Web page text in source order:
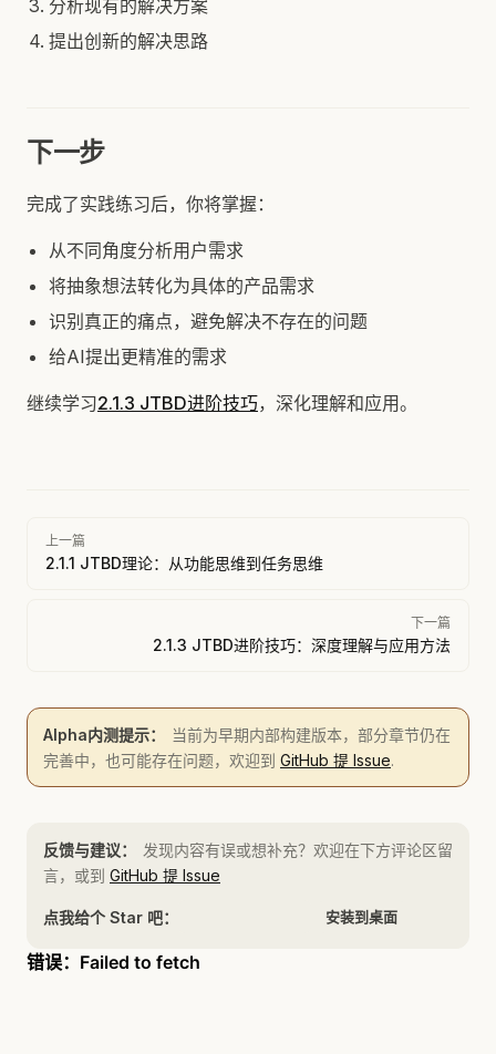
分析现有的解决方案
提出创新的解决思路
下一步
完成了实践练习后，你将掌握：
从不同角度分析用户需求
将抽象想法转化为具体的产品需求
识别真正的痛点，避免解决不存在的问题
给AI提出更精准的需求
继续学习2.1.3 JTBD进阶技巧，深化理解和应用。
Pager
上一篇
2.1.1 JTBD理论：从功能思维到任务思维
下一篇
2.1.3 JTBD进阶技巧：深度理解与应用方法
Alpha内测提示：
当前为早期内部构建版本，部分章节仍在
完善中，也可能存在问题，欢迎到 GitHub 提 Issue.
反馈与建议：
发现内容有误或想补充？欢迎在下方评论区留
言，或到 GitHub 提 Issue
点我给个 Star 吧： 安装到桌面